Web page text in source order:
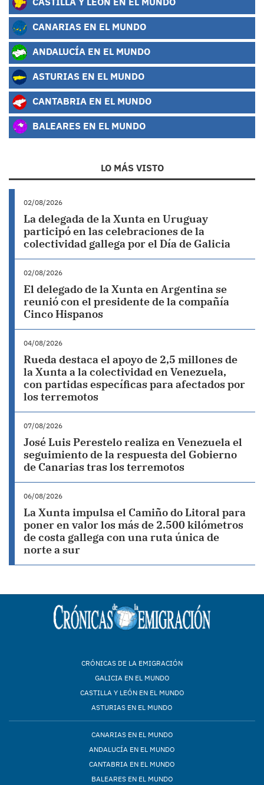
CANARIAS EN EL MUNDO
ANDALUCÍA EN EL MUNDO
ASTURIAS EN EL MUNDO
CANTABRIA EN EL MUNDO
BALEARES EN EL MUNDO
LO MÁS VISTO
02/08/2026
La delegada de la Xunta en Uruguay
participó en las celebraciones de la
colectividad gallega por el Día de Galicia
02/08/2026
El delegado de la Xunta en Argentina se
reunió con el presidente de la compañía
Cinco Hispanos
04/08/2026
Rueda destaca el apoyo de 2,5 millones de
la Xunta a la colectividad en Venezuela,
con partidas específicas para afectados por
los terremotos
07/08/2026
José Luis Perestelo realiza en Venezuela el
seguimiento de la respuesta del Gobierno
de Canarias tras los terremotos
06/08/2026
La Xunta impulsa el Camiño do Litoral para
poner en valor los más de 2.500 kilómetros
de costa gallega con una ruta única de
norte a sur
CRÓNICAS DE LA EMIGRACIÓN
GALICIA EN EL MUNDO
CASTILLA Y LEÓN EN EL MUNDO
ASTURIAS EN EL MUNDO
CANARIAS EN EL MUNDO
ANDALUCÍA EN EL MUNDO
CANTABRIA EN EL MUNDO
BALEARES EN EL MUNDO